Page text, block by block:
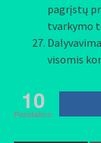
pagrįstų
tvarkymo
visomis
10
Pasidalino